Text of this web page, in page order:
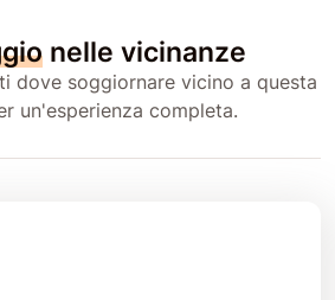
nelle vicinanze
dove soggiornare vicino a questa
un'esperienza completa.